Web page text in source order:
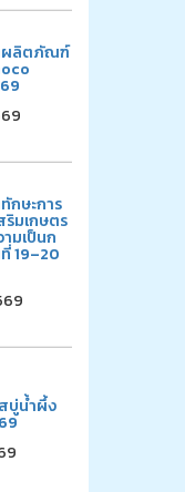
ผลิตภัณฑ์
กษะการ
ริมเกษตร
มเป็นก
19–20
บู่น้ำผึ้ง